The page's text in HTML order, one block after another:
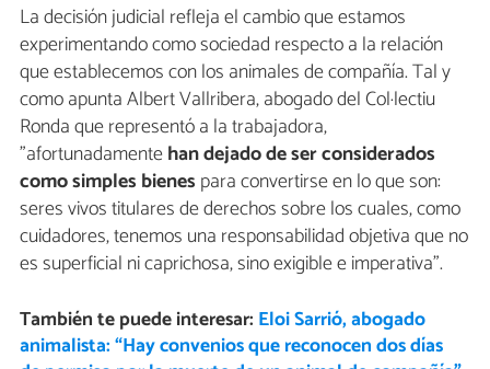
La decisión judicial refleja el cambio que estamos
experimentando como sociedad respecto a la relación
que establecemos con los animales de compañía. Tal y
como apunta Albert Vallribera, abogado del Col·lectiu
Ronda que representó a la trabajadora,
"afortunadamentehan dejado de ser considerados
como simples bienes para convertirse en lo que son:
seres vivos titulares de derechos sobre los cuales, como
cuidadores, tenemos una responsabilidad objetiva que no
es superficial ni caprichosa, sino exigible e imperativa".
También te puede interesar: Eloi Sarrió, abogado
animalista: “Hay convenios que reconocen dos días